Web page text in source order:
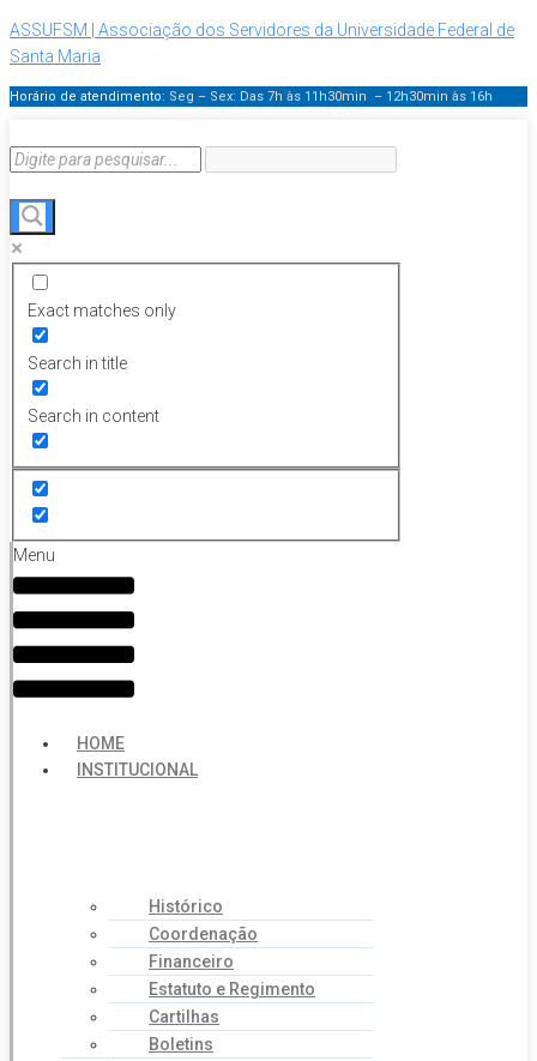
ASSUFSM | Associação dos Servidores da Universidade Federal de
Santa Maria
Horário de atendimento: Seg – Sex: Das 7h às 11h30min – 12h30min às 16h
Exact matches only
Search in title
Search in content
Menu
HOME
INSTITUCIONAL
Histórico
Coordenação
Financeiro
Estatuto e Regimento
Cartilhas
Boletins